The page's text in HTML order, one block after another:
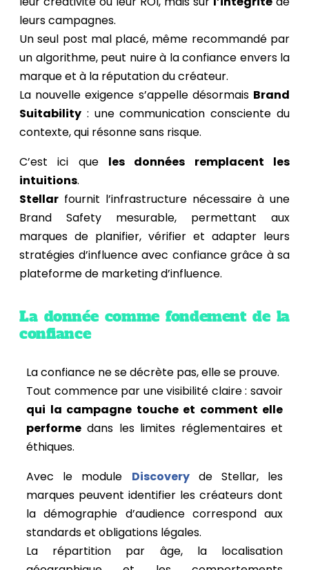
leurs campagnes.
Un seul post mal placé, même recommandé par
un algorithme, peut nuire à la confiance envers la
marque et à la réputation du créateur.
La nouvelle exigence s’appelle désormais Brand
Suitability : une communication consciente du
contexte, qui résonne sans risque.
C’est ici que les données remplacent les
intuitions.
Stellar fournit l’infrastructure nécessaire à une
Brand Safety mesurable, permettant aux
marques de planifier, vérifier et adapter leurs
stratégies d’influence avec confiance grâce à sa
plateforme de marketing d’influence.
La donnée comme fondement de la
confiance
La confiance ne se décrète pas, elle se prouve.
Tout commence par une visibilité claire : savoir
qui la campagne touche et comment elle
performe dans les limites réglementaires et
éthiques.
Avec le module Discoveryde Stellar, les
marques peuvent identifier les créateurs dont
la démographie d’audience correspond aux
standards et obligations légales.
La répartition par âge, la localisation